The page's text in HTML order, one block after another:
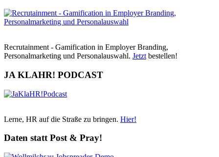
Recrutainment - Gamification in Employer Branding,
Personalmarketing und Personalauswahl. Jetzt bestellen!
JA KLAHR! PODCAST
Lerne, HR auf die Straße zu bringen. Hier!
Daten statt Post & Pray!